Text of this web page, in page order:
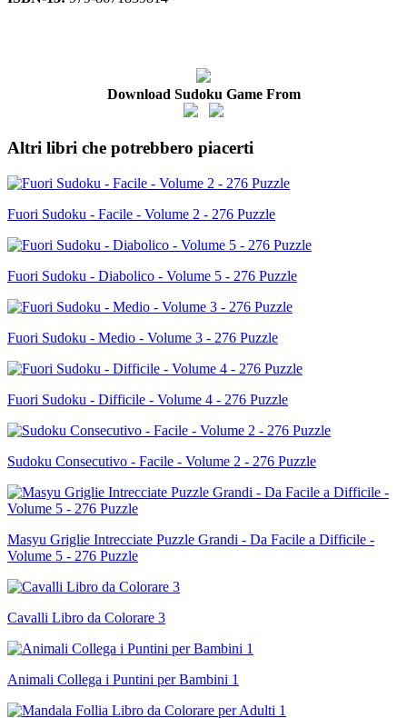
Download Sudoku Game From
Altri libri che potrebbero piacerti
Fuori Sudoku - Facile - Volume 2 - 276 Puzzle
Fuori Sudoku - Diabolico - Volume 5 - 276 Puzzle
Fuori Sudoku - Medio - Volume 3 - 276 Puzzle
Fuori Sudoku - Difficile - Volume 4 - 276 Puzzle
Sudoku Consecutivo - Facile - Volume 2 - 276 Puzzle
Masyu Griglie Intrecciate Puzzle Grandi - Da Facile a Difficile -
Volume 5 - 276 Puzzle
Cavalli Libro da Colorare 3
Animali Collega i Puntini per Bambini 1